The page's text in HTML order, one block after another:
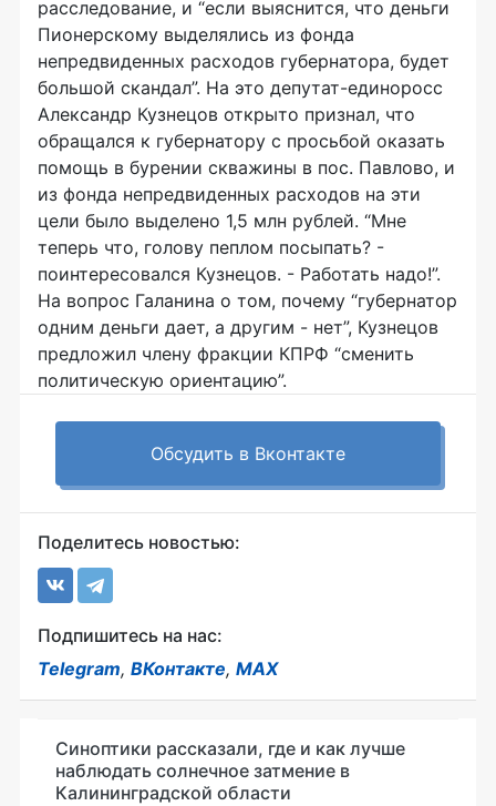
расследование, и “если выяснится, что деньги
Пионерскому выделялись из фонда
непредвиденных расходов губернатора, будет
большой скандал”. На это депутат-единоросс
Александр Кузнецов открыто признал, что
обращался к губернатору с просьбой оказать
помощь в бурении скважины в пос. Павлово, и
из фонда непредвиденных расходов на эти
цели было выделено 1,5 млн рублей. “Мне
теперь что, голову пеплом посыпать? -
поинтересовался Кузнецов. - Работать надо!”.
На вопрос Галанина о том, почему “губернатор
одним деньги дает, а другим - нет”, Кузнецов
предложил члену фракции КПРФ “сменить
политическую ориентацию”.
Обсудить в Вконтакте
Поделитесь новостью:
Подпишитесь на нас:
Telegram, ВКонтакте, MAX
Синоптики рассказали, где и как лучше
наблюдать солнечное затмение в
Калининградской области